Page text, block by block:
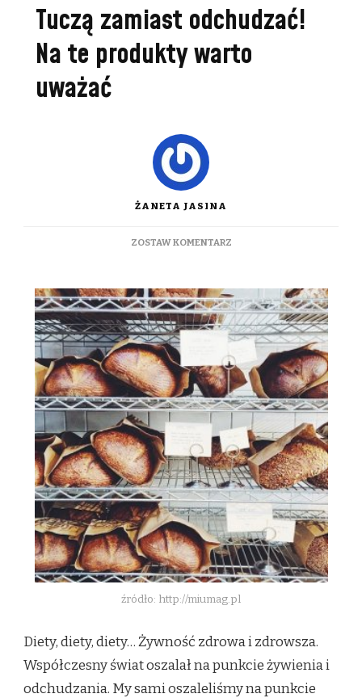
Tuczą zamiast odchudzać!
Na te produkty warto
uważać
ŻANETA JASINA
ZOSTAW KOMENTARZDO
ODCHUDZAĆ!
NA
TE
PRODUKTY
WARTO
UWAŻAĆ
źródło: http://miumag.pl
Diety, diety, diety… Żywność zdrowa i zdrowsza.
Współczesny świat oszalał na punkcie żywienia i
odchudzania. My sami oszaleliśmy na punkcie